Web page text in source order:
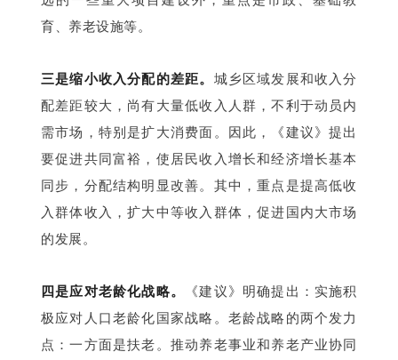
育、养老设施等。
三是缩小收入分配的差距。
城乡区域发展和收入分
配差距较大，尚有大量低收入人群，不利于动员内
需市场，特别是扩大消费面。因此，《建议》提出
要促进共同富裕，使居民收入增长和经济增长基本
同步，分配结构明显改善。其中，重点是提高低收
入群体收入，扩大中等收入群体，促进国内大市场
的发展。
四是应对老龄化战略。
《建议》明确提出：实施积
极应对人口老龄化国家战略。老龄战略的两个发力
点：一方面是扶老。推动养老事业和养老产业协同